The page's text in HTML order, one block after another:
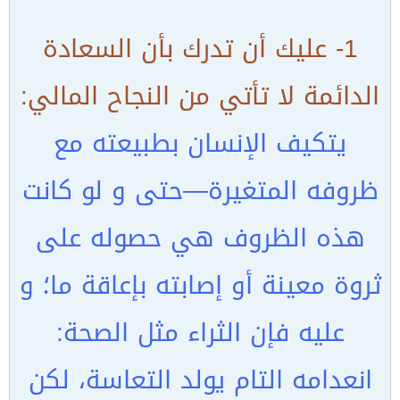
1- عليك أن تدرك بأن السعادة
الدائمة لا تأتي من النجاح المالي:
يتكيف الإنسان بطبيعته مع
ظروفه المتغيرة—حتى و لو كانت
هذه الظروف هي حصوله على
ثروة معينة أو إصابته بإعاقة ما؛ و
عليه فإن الثراء مثل الصحة:
انعدامه التام يولد التعاسة، لكن